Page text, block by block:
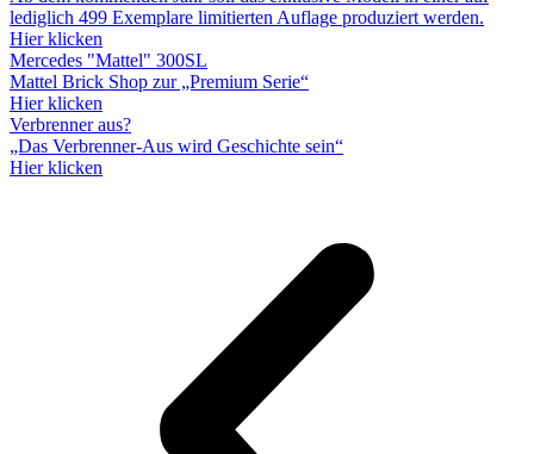
lediglich 499 Exemplare limitierten Auflage produziert werden.
Hier klicken
Mercedes "Mattel" 300SL
Mattel Brick Shop zur „Premium Serie“
Hier klicken
Verbrenner aus?
„Das Verbrenner-Aus wird Geschichte sein“
Hier klicken